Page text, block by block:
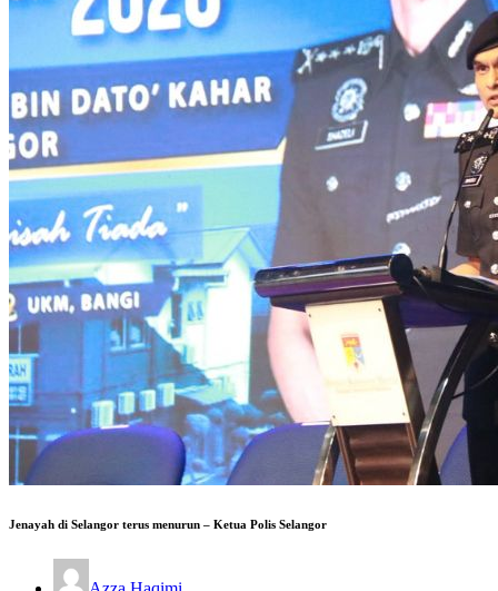
Jenayah di Selangor terus menurun – Ketua Polis Selangor